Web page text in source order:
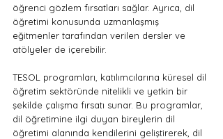
öğrenci gözlem fırsatları sağlar. Ayrıca, dil
öğretimi konusunda uzmanlaşmış
eğitmenler tarafından verilen dersler ve
atölyeler de içerebilir.
TESOL programları, katılımcılarına küresel dil
öğretim sektöründe nitelikli ve yetkin bir
şekilde çalışma fırsatı sunar. Bu programlar,
dil öğretimine ilgi duyan bireylerin dil
öğretimi alanında kendilerini geliştirerek, dil